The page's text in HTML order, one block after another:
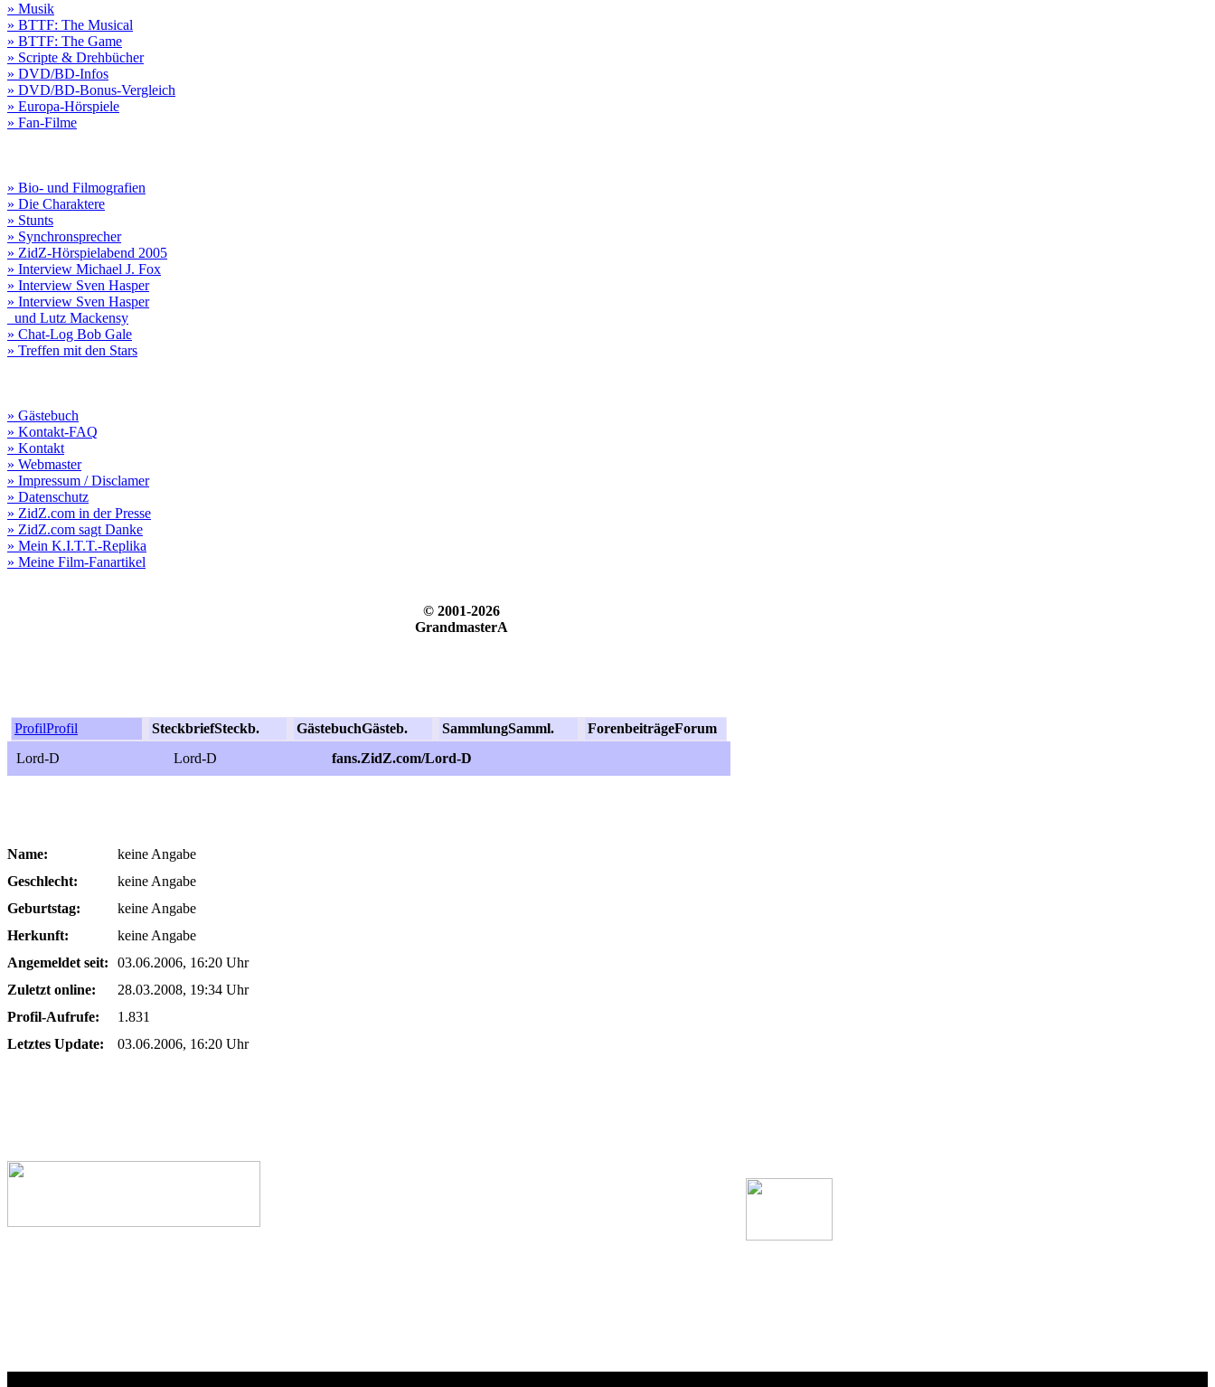
» Musik
» BTTF: The Musical
» BTTF: The Game
» Scripte & Drehbücher
» DVD/BD-Infos
» DVD/BD-Bonus-Vergleich
» Europa-Hörspiele
» Fan-Filme
» Bio- und Filmografien
» Die Charaktere
» Stunts
» Synchronsprecher
» ZidZ-Hörspielabend 2005
» Interview Michael J. Fox
» Interview Sven Hasper
» Interview Sven Hasper
und Lutz Mackensy
» Chat-Log Bob Gale
» Treffen mit den Stars
» Gästebuch
» Kontakt-FAQ
» Kontakt
» Webmaster
» Impressum / Disclamer
» Datenschutz
» ZidZ.com in der Presse
» ZidZ.com sagt Danke
» Mein K.I.T.T.-Replika
» Meine Film-Fanartikel
© 2001-2026
GrandmasterA
ProfilProfil SteckbriefSteckb. GästebuchGästeb. SammlungSamml. ForenbeiträgeForum
Lord-D
Lord-D fans.ZidZ.com/Lord-D
Name:
keine Angabe
Geschlecht:
keine Angabe
Geburtstag:
keine Angabe
Herkunft:
keine Angabe
Angemeldet seit:
03.06.2006, 16:20 Uhr
Zuletzt online:
28.03.2008, 19:34 Uhr
Profil-Aufrufe:
1.831
Letztes Update:
03.06.2006, 16:20 Uhr